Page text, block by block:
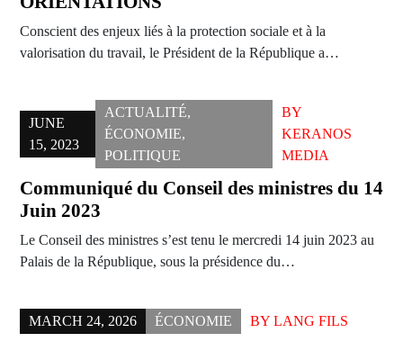
Conscient des enjeux liés à la protection sociale et à la
valorisation du travail, le Président de la République a…
JUNE
15, 2023
ACTUALITÉ,
ÉCONOMIE,
POLITIQUE
BY
KERANOS
MEDIA
Communiqué du Conseil des ministres du 14
Juin 2023
Le Conseil des ministres s’est tenu le mercredi 14 juin 2023 au
Palais de la République, sous la présidence du…
MARCH 24, 2026 ÉCONOMIE BY LANG FILS